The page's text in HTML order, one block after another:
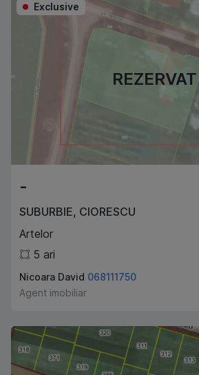
REZERVAT
Exclusive
-
SUBURBIE, CIORESCU
Artelor
5 ari
Nicoara David 068111750
Agent imobiliar